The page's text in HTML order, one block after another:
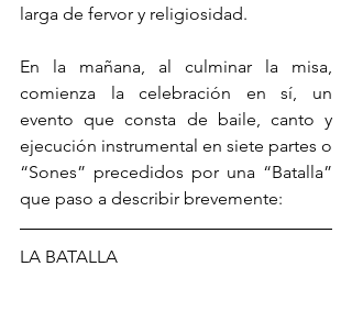
larga de fervor y religiosidad.
En la mañana, al culminar la misa,
comienza la celebración en sí, un
evento que consta de baile, canto y
ejecución instrumental en siete partes o
“Sones” precedidos por una “Batalla”
que paso a describir brevemente:
LA BATALLA